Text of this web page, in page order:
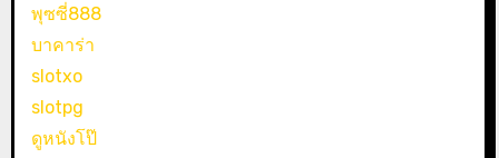
พุซซี่888
บาคาร่า
slotxo
slotpg
ดูหนังโป๊